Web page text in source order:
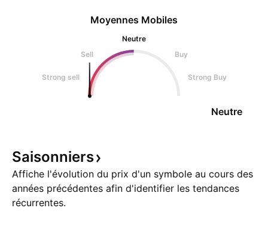
Moyennes Mobiles
Neutre
Sell
Buy
Strong sell Strong Buy
Neutre
Saisonniers
Affiche l'évolution du prix d'un symbole au cours des
années précédentes afin d'identifier les tendances
récurrentes.